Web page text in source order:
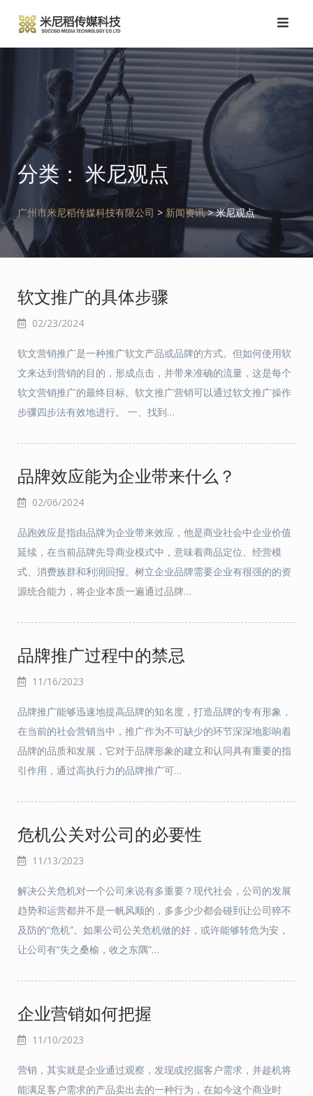
到
分类：米尼观点
广州市米尼稻传媒科技有限公司 > 新闻资讯>米尼观点
软文推广的具体步骤
02/23/2024
软文营销推广是一种推广软文产品或品牌的方式。但如何使用软
文来达到营销的目的，形成点击，并带来准确的流量，这是每个
软文营销推广的最终目标。软文推广营销可以通过软文推广操作
步骤四步法有效地进行。 一、找到…
品牌效应能为企业带来什么？
02/06/2024
品跑效应是指由品牌为企业带来效应，他是商业社会中企业价值
延续，在当前品牌先导商业模式中，意味着商品定位、经营模
式、消费族群和利润回报。树立企业品牌需要企业有很强的的资
源统合能力，将企业本质一遍通过品牌…
品牌推广过程中的禁忌
11/16/2023
品牌推广能够迅速地提高品牌的知名度，打造品牌的专有形象，
在当前的社会营销当中，推广作为不可缺少的环节深深地影响着
品牌的品质和发展，它对于品牌形象的建立和认同具有重要的指
引作用，通过高执行力的品牌推广可…
危机公关对公司的必要性
11/13/2023
解决公关危机对一个公司来说有多重要？现代社会，公司的发展
趋势和运营都并不是一帆风顺的，多多少少都会碰到让公司猝不
及防的“危机”。如果公司公关危机做的好，或许能够转危为安，
让公司有“失之桑榆，收之东隅”…
企业营销如何把握
11/10/2023
营销，其实就是企业通过观察，发现或挖掘客户需求，并趁机将
能满足客户需求的产品卖出去的一种行为，在如今这个商业时